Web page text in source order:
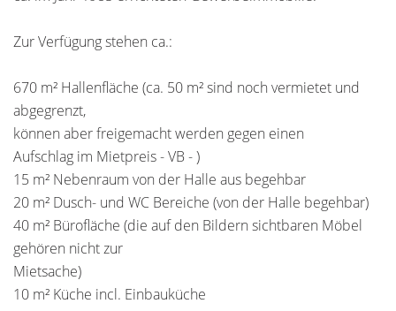
Zur Verfügung stehen ca.:
670 m² Hallenfläche (ca. 50 m² sind noch vermietet und
abgegrenzt,
können aber freigemacht werden gegen einen
Aufschlag im Mietpreis - VB - )
15 m² Nebenraum von der Halle aus begehbar
20 m² Dusch- und WC Bereiche (von der Halle begehbar)
40 m² Bürofläche (die auf den Bildern sichtbaren Möbel
gehören nicht zur
Mietsache)
10 m² Küche incl. Einbauküche